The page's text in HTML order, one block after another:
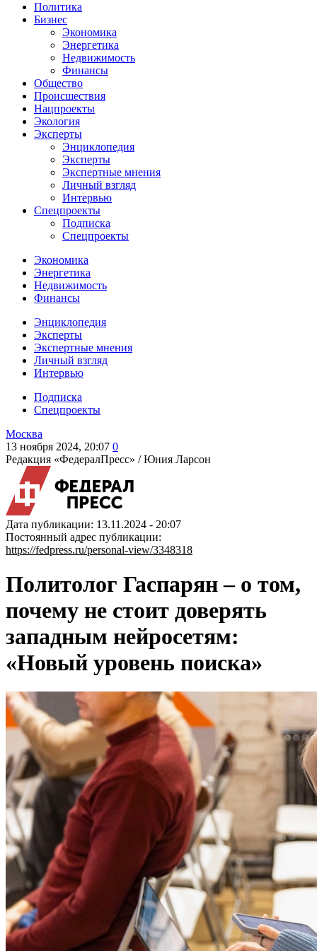
Политика
Бизнес
Экономика
Энергетика
Недвижимость
Финансы
Общество
Происшествия
Нацпроекты
Экология
Эксперты
Энциклопедия
Эксперты
Экспертные мнения
Личный взгляд
Интервью
Спецпроекты
Подписка
Спецпроекты
Экономика
Энергетика
Недвижимость
Финансы
Энциклопедия
Эксперты
Экспертные мнения
Личный взгляд
Интервью
Подписка
Спецпроекты
Москва
13 ноября 2024, 20:07 0
Редакция «ФедералПресс» /Юния Ларсон
Дата публикации: 13.11.2024 - 20:07
Постоянный адрес публикации:
https://fedpress.ru/personal-view/3348318
Политолог Гаспарян – о том,
почему не стоит доверять
западным нейросетям:
«Новый уровень поиска»